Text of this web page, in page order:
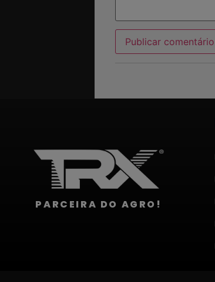
PARCEIRA DO AGRO!